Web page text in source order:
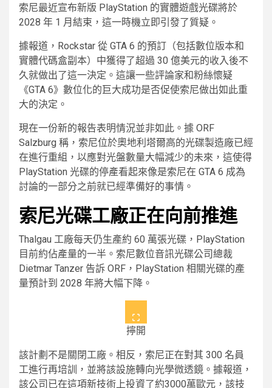
索尼最近宣布新版 PlayStation 的實體遊戲光碟將於
2028 年 1 月結束，這一時機立即引發了質疑。
據報道，Rockstar 從 GTA 6 的預訂（包括數位版本和
實體代碼盒副本）中獲得了超過 30 億美元的收入後不
久就做出了這一決定。這讓一些評論家和粉絲懷疑
《GTA 6》數位化的巨大成功是否促使索尼做出如此重
大的決定。
現在一份新的報告表明情況並非如此。據 ORF
Salzburg 稱，索尼位於奧地利塔爾高的光碟製造廠已經
在進行重組，以應對光盤數量大幅減少的未來，這使得
PlayStation 光碟的停產看起來像是索尼在 GTA 6 成為
討論的一部分之前就已經準備好的事情。
索尼光碟工廠正在向前推進
Thalgau 工廠每天仍生產約 60 萬張光碟，PlayStation
目前約佔產量的一半。索尼數位音訊光碟公司總裁
Dietmar Tanzer 告訴 ORF，PlayStation 相關光碟的產
量預計到 2028 年將大幅下降。
擰開
該計劃不是關閉工廠。相反，索尼正在對其 300 名員
工進行再培訓，並將該設施轉向光學微透鏡。據報道，
該公司已在這項新技術上投資了約3000萬歐元，該技